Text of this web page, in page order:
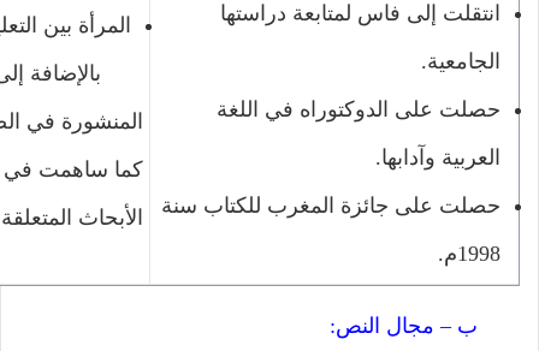
انتقلت إلى فاس لمتابعة دراستها
الجامعية.
حصلت على الدوكتوراه في اللغة
العربية وآدابها.
حصلت على جائزة المغرب للكتاب سنة
1998م.
المرأة بين
بالإضافة
المنشورة في
كما ساهمت في
الأبحاث
ب – مجال النص: